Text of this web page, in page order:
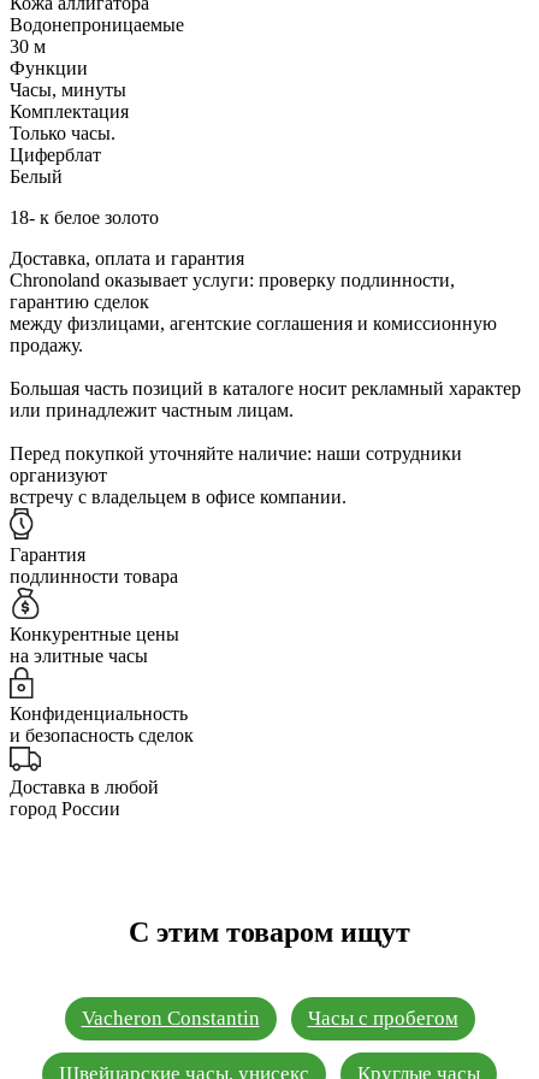
Водонепроницаемые
30 м
Функции
Часы, минуты
Комплектация
Только часы.
Циферблат
Белый
18- к белое золото
Доставка, оплата и гарантия
Chronoland оказывает услуги: проверку подлинности,
гарантию сделок
между физлицами, агентские соглашения и комиссионную
продажу.
Большая часть позиций в каталоге носит рекламный характер
или принадлежит частным лицам.
Перед покупкой уточняйте наличие: наши сотрудники
организуют
встречу с владельцем в офисе компании.
Гарантия
подлинности товара
Конкурентные цены
на элитные часы
Конфиденциальность
и безопасность сделок
Доставка в любой
город России
С этим товаром ищут
Vacheron Constantin Часы с пробегом
Швейцарские часы, унисекс Круглые часы